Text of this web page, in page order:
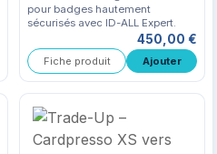
pour badges hautement
sécurisés avec ID-ALL Expert.
450,00 €
Fiche produit